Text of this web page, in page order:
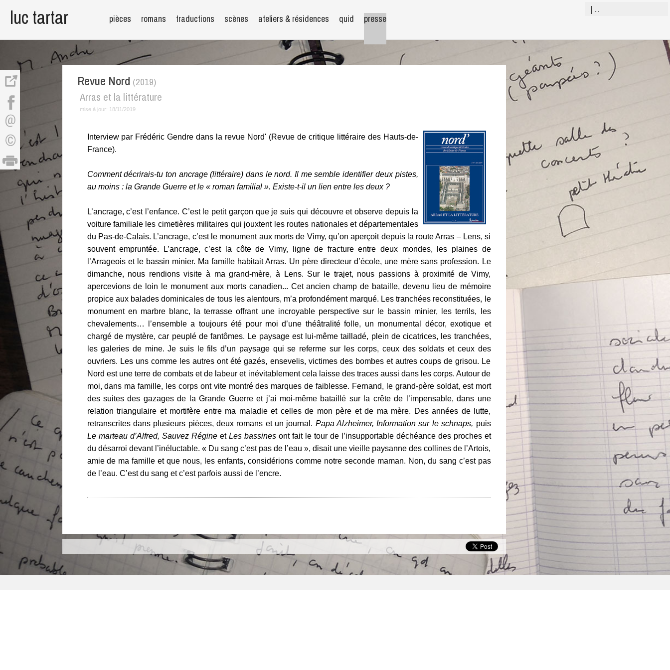
luc tartar pièces romans traductions scènes ateliers & résidences quid presse
Revue Nord (2019)
Arras et la littérature
mise à jour: 18/11/2019
Interview par Frédéric Gendre dans la revue Nord' (Revue de critique littéraire des Hauts-de-
France).
Comment décrirais-tu ton ancrage (littéraire) dans le nord. Il me semble identifier deux pistes,
au moins : la Grande Guerre et le « roman familial ». Existe-t-il un lien entre les deux ?
L’ancrage, c’est l’enfance. C’est le petit garçon que je suis qui découvre et observe depuis la
voiture familiale les cimetières militaires qui jouxtent les routes nationales et départementales
du Pas-de-Calais. L’ancrage, c’est le monument aux morts de Vimy, qu’on aperçoit depuis la route Arras – Lens, si
souvent empruntée. L’ancrage, c’est la côte de Vimy, ligne de fracture entre deux mondes, les plaines de
l’Arrageois et le bassin minier. Ma famille habitait Arras. Un père directeur d’école, une mère sans profession. Le
dimanche, nous rendions visite à ma grand-mère, à Lens. Sur le trajet, nous passions à proximité de Vimy,
apercevions de loin le monument aux morts canadien... Cet ancien champ de bataille, devenu lieu de mémoire
propice aux balades dominicales de tous les alentours, m’a profondément marqué. Les tranchées reconstituées, le
monument en marbre blanc, la terrasse offrant une incroyable perspective sur le bassin minier, les terrils, les
chevalements… l’ensemble a toujours été pour moi d’une théâtralité folle, un monumental décor, exotique et
chargé de mystère, car peuplé de fantômes. Le paysage est lui-même tailladé, plein de cicatrices, les tranchées,
les galeries de mine. Je suis le fils d’un paysage qui se referme sur les corps, ceux des soldats et ceux des
ouvriers. Les uns comme les autres ont été gazés, ensevelis, victimes des bombes et autres coups de grisou. Le
Nord est une terre de combats et de labeur et inévitablement cela laisse des traces aussi dans les corps. Autour de
moi, dans ma famille, les corps ont vite montré des marques de faiblesse. Fernand, le grand-père soldat, est mort
des suites des gazages de la Grande Guerre et j’ai moi-même bataillé sur la crête de l’impensable, dans une
relation triangulaire et mortifère entre ma maladie et celles de mon père et de ma mère. Des années de lutte,
retranscrites dans plusieurs pièces, deux romans et un journal. Papa Alzheimer, Information sur le schnaps, puis
Le marteau d’Alfred, Sauvez Régine et Les bassines ont fait le tour de l’insupportable déchéance des proches et
du désarroi devant l’inéluctable. « Du sang c’est pas de l’eau », disait une vieille paysanne des collines de l’Artois,
amie de ma famille et que nous, les enfants, considérions comme notre seconde maman. Non, du sang c’est pas
de l’eau. C’est du sang et c’est parfois aussi de l’encre.